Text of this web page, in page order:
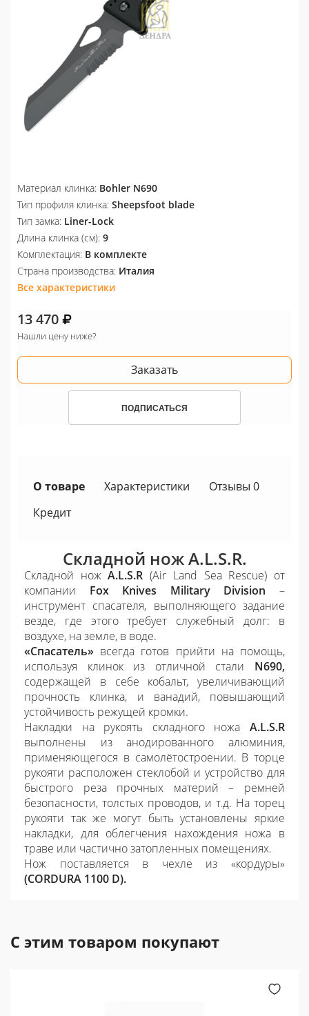
Материал клинка: Bohler N690
Тип профиля клинка: Sheepsfoot blade
Тип замка: Liner-Lock
Длина клинка (см): 9
Комплектация: В комплекте
Страна производства: Италия
Все характеристики
13 470
Нашли цену ниже?
Заказать
ПОДПИСАТЬСЯ
О товаре Характеристики
Отзывы 0
Кредит
Складной ножA.L.S.R.
Складной ножA.L.S.R (Air Land Sea Rescue) от
компании Fox Knives Military Division –
инструмент спасателя, выполняющего задание
везде, где этого требует служебный долг: в
воздухе, на земле, в воде.
«Спасатель» всегда готов прийти на помощь,
используя клинок из отличной стали N690,
содержащей в себе кобальт, увеличивающий
прочность клинка, и ванадий, повышающий
устойчивость режущей кромки.
Накладки на рукоять складного ножа A.L.S.R
выполнены из анодированного алюминия,
применяющегося в самолётостроении. В торце
рукояти расположен стеклобой и устройство для
быстрого реза прочных материй – ремней
безопасности, толстых проводов, и т.д. На торец
рукояти так же могут быть установлены яркие
накладки, для облегчения нахождения ножа в
траве или частично затопленных помещениях.
Нож поставляется в чехле из «кордуры»
(CORDURA 1100 D).
С этим товаром покупают